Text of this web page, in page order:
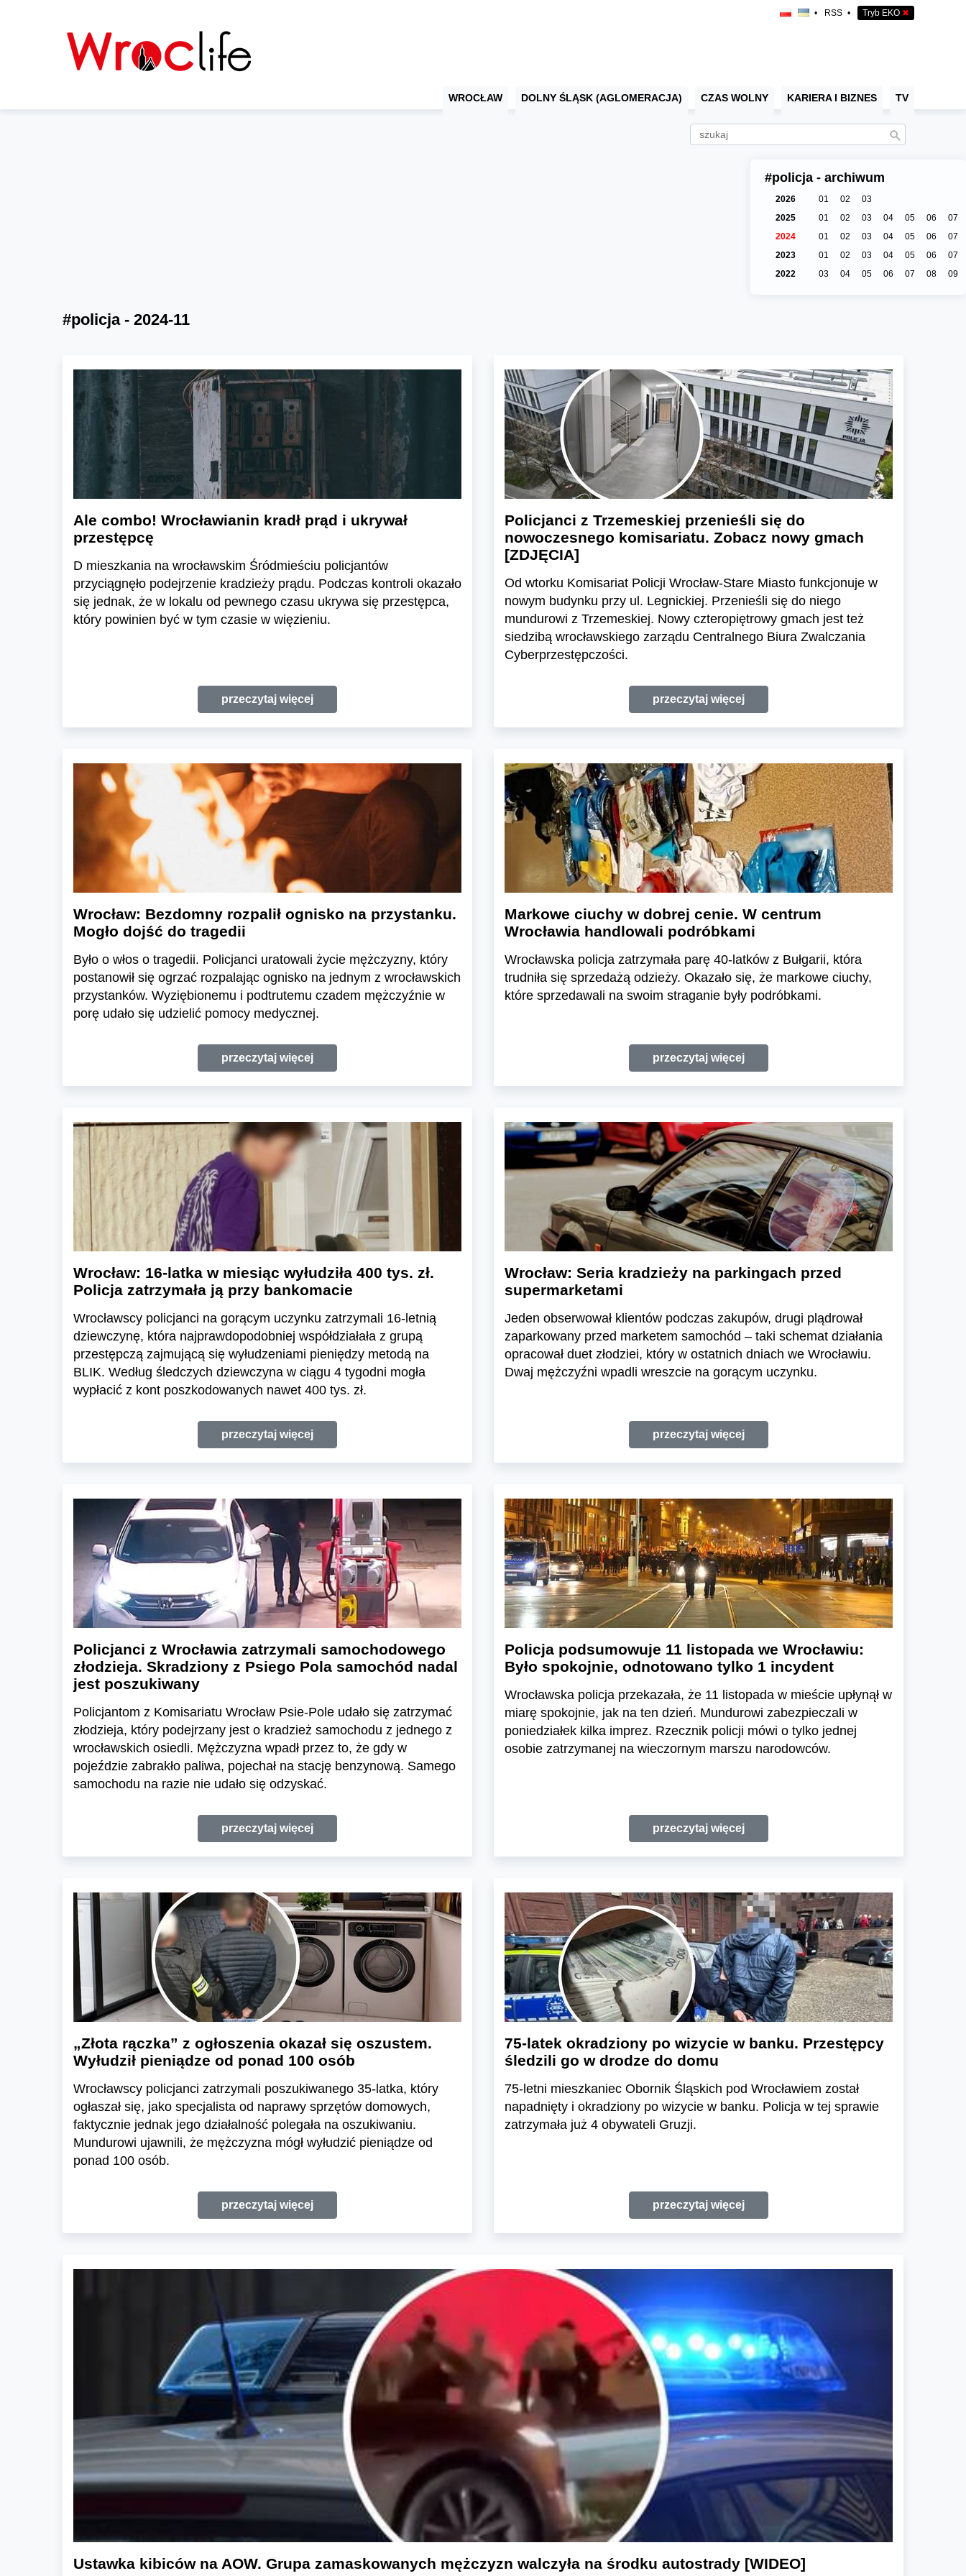
• RSS • Tryb EKO ✖
WROCŁAW DOLNY ŚLĄSK (AGLOMERACJA) CZAS WOLNY KARIERA I BIZNES TV
#policja - archiwum
2026 01 02
03
2025
01 02 03 04 05 06
07
2024
01 02 03 04 05 06
07
2023
01 02 03 04 05 06
07
2022
03 04 05 06 07 08 09
#policja - 2024-11
Ale combo! Wrocławianin kradł prąd i ukrywał
przestępcę
D mieszkania na wrocławskim Śródmieściu policjantów
przyciągnęło podejrzenie kradzieży prądu. Podczas kontroli okazało
się jednak, że w lokalu od pewnego czasu ukrywa się przestępca,
który powinien być w tym czasie w więzieniu.
przeczytaj więcej
Policjanci z Trzemeskiej przenieśli się do
nowoczesnego komisariatu. Zobacz nowy gmach
[ZDJĘCIA]
Od wtorku Komisariat Policji Wrocław-Stare Miasto funkcjonuje w
nowym budynku przy ul. Legnickiej. Przenieśli się do niego
mundurowi z Trzemeskiej. Nowy czteropiętrowy gmach jest też
siedzibą wrocławskiego zarządu Centralnego Biura Zwalczania
Cyberprzestępczości.
przeczytaj więcej
Wrocław: Bezdomny rozpalił ognisko na przystanku.
Mogło dojść do tragedii
Było o włos o tragedii. Policjanci uratowali życie mężczyzny, który
postanowił się ogrzać rozpalając ognisko na jednym z wrocławskich
przystanków. Wyziębionemu i podtrutemu czadem mężczyźnie w
porę udało się udzielić pomocy medycznej.
przeczytaj więcej
Markowe ciuchy w dobrej cenie. W centrum
Wrocławia handlowali podróbkami
Wrocławska policja zatrzymała parę 40-latków z Bułgarii, która
trudniła się sprzedażą odzieży. Okazało się, że markowe ciuchy,
które sprzedawali na swoim straganie były podróbkami.
przeczytaj więcej
Wrocław: 16-latka w miesiąc wyłudziła 400 tys. zł.
Policja zatrzymała ją przy bankomacie
Wrocławscy policjanci na gorącym uczynku zatrzymali 16-letnią
dziewczynę, która najprawdopodobniej współdziałała z grupą
przestępczą zajmującą się wyłudzeniami pieniędzy metodą na
BLIK. Według śledczych dziewczyna w ciągu 4 tygodni mogła
wypłacić z kont poszkodowanych nawet 400 tys. zł.
przeczytaj więcej
Wrocław: Seria kradzieży na parkingach przed
supermarketami
Jeden obserwował klientów podczas zakupów, drugi plądrował
zaparkowany przed marketem samochód – taki schemat działania
opracował duet złodziei, który w ostatnich dniach we Wrocławiu.
Dwaj mężczyźni wpadli wreszcie na gorącym uczynku.
przeczytaj więcej
Policjanci z Wrocławia zatrzymali samochodowego
złodzieja. Skradziony z Psiego Pola samochód nadal
jest poszukiwany
Policjantom z Komisariatu Wrocław Psie-Pole udało się zatrzymać
złodzieja, który podejrzany jest o kradzież samochodu z jednego z
wrocławskich osiedli. Mężczyzna wpadł przez to, że gdy w
pojeździe zabrakło paliwa, pojechał na stację benzynową. Samego
samochodu na razie nie udało się odzyskać.
przeczytaj więcej
Policja podsumowuje 11 listopada we Wrocławiu:
Było spokojnie, odnotowano tylko 1 incydent
Wrocławska policja przekazała, że 11 listopada w mieście upłynął w
miarę spokojnie, jak na ten dzień. Mundurowi zabezpieczali w
poniedziałek kilka imprez. Rzecznik policji mówi o tylko jednej
osobie zatrzymanej na wieczornym marszu narodowców.
przeczytaj więcej
„Złota rączka” z ogłoszenia okazał się oszustem.
Wyłudził pieniądze od ponad 100 osób
Wrocławscy policjanci zatrzymali poszukiwanego 35-latka, który
ogłaszał się, jako specjalista od naprawy sprzętów domowych,
faktycznie jednak jego działalność polegała na oszukiwaniu.
Mundurowi ujawnili, że mężczyzna mógł wyłudzić pieniądze od
ponad 100 osób.
przeczytaj więcej
75-latek okradziony po wizycie w banku. Przestępcy
śledzili go w drodze do domu
75-letni mieszkaniec Obornik Śląskich pod Wrocławiem został
napadnięty i okradziony po wizycie w banku. Policja w tej sprawie
zatrzymała już 4 obywateli Gruzji.
przeczytaj więcej
Ustawka kibiców na AOW. Grupa zamaskowanych mężczyzn walczyła na środku autostrady [WIDEO]